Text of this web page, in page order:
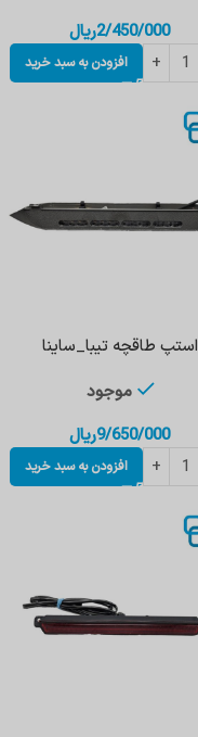
2/450/000ریال
افزودن به سبد خرید
استپ طاقچه تيبا_ساينا
موجود
9/650/000ریال
افزودن به سبد خرید